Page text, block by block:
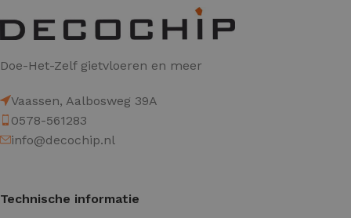
Doe-Het-Zelf gietvloeren en meer
Vaassen, Aalbosweg 39A
0578-561283
info@decochip.nl
Technische informatie